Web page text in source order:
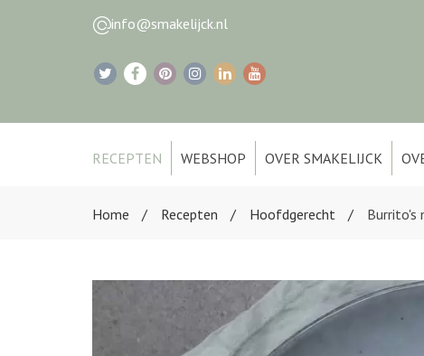
info@smakelijck.nl
RECEPTEN WEBSHOP OVER SMAKELIJCK
Home Recepten Hoofdgerecht Burrito's